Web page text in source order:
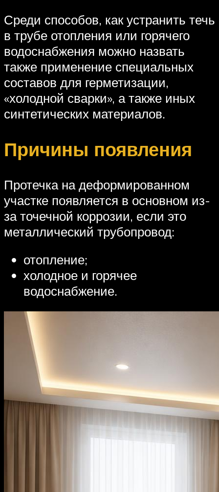
Среди способов, как устранить течь
в трубе отопления или горячего
водоснабжения можно назвать
также применение специальных
составов для герметизации,
«холодной сварки», а также иных
синтетических материалов.
Причины появления
Протечка на деформированном
участке появляется в основном из-
за точечной коррозии, если это
металлический трубопровод:
отопление;
холодное и горячее
водоснабжение.